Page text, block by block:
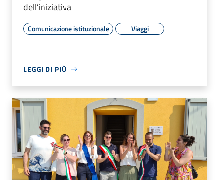
dell’iniziativa
Comunicazione istituzionale Viaggi
LEGGI DI PIÙ